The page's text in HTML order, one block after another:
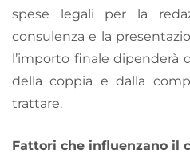
spese legali per la
consulenza e la
l’importo finale dipenderà
della coppia e dalla
trattare.
Fattori che influenzano il